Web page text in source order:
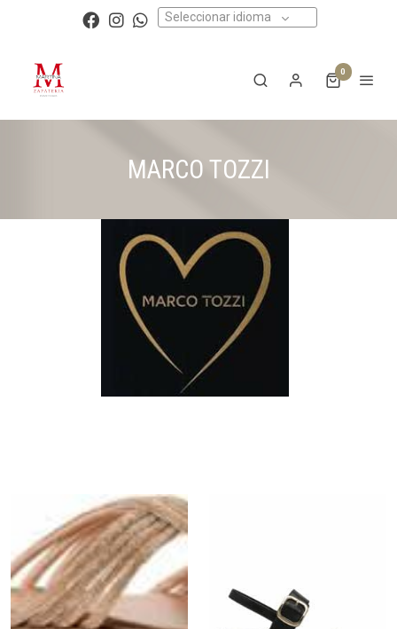
Seleccionar idioma
0
MARCO TOZZI